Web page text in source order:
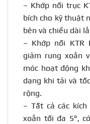
– Khớp nối trục
bích cho kỹ thuật
bên và chiều dài
– Khớp nối KTR
giảm rung xoắn
móc hoạt động
dạng khi tải và
rộng.
– Tất cả các
xoắn tối đa 5°,